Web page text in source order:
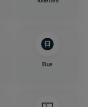
Bus